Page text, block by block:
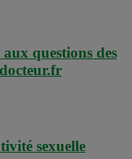
questions des
sexuelle